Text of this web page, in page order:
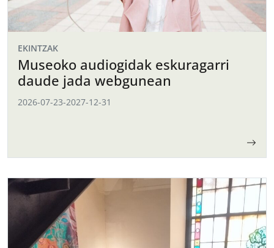
EKINTZAK
Museoko audiogidak eskuragarri
daude jada webgunean
2026-07-23-2027-12-31